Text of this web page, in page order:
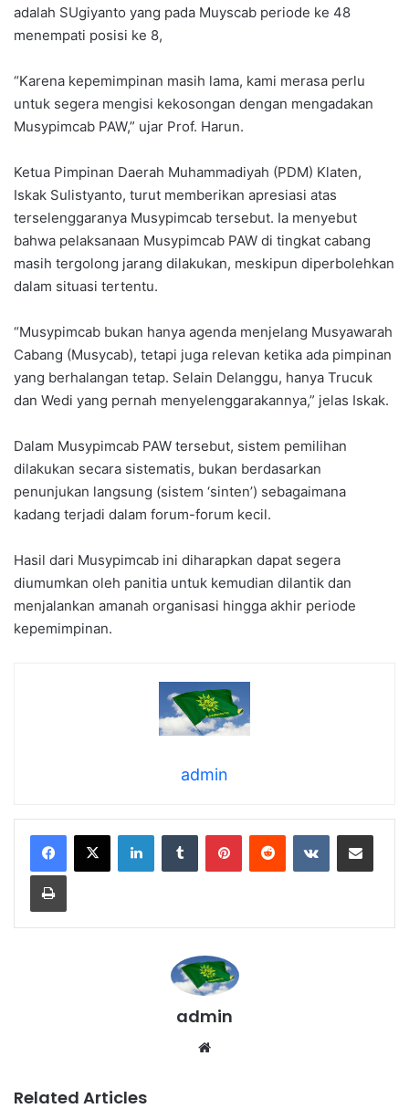
adalah SUgiyanto yang pada Muyscab periode ke 48
menempati posisi ke 8,
“Karena kepemimpinan masih lama, kami merasa perlu
untuk segera mengisi kekosongan dengan mengadakan
Musypimcab PAW,” ujar Prof. Harun.
Ketua Pimpinan Daerah Muhammadiyah (PDM) Klaten,
Iskak Sulistyanto, turut memberikan apresiasi atas
terselenggaranya Musypimcab tersebut. Ia menyebut
bahwa pelaksanaan Musypimcab PAW di tingkat cabang
masih tergolong jarang dilakukan, meskipun diperbolehkan
dalam situasi tertentu.
“Musypimcab bukan hanya agenda menjelang Musyawarah
Cabang (Musycab), tetapi juga relevan ketika ada pimpinan
yang berhalangan tetap. Selain Delanggu, hanya Trucuk
dan Wedi yang pernah menyelenggarakannya,” jelas Iskak.
Dalam Musypimcab PAW tersebut, sistem pemilihan
dilakukan secara sistematis, bukan berdasarkan
penunjukan langsung (sistem ‘sinten’) sebagaimana
kadang terjadi dalam forum-forum kecil.
Hasil dari Musypimcab ini diharapkan dapat segera
diumumkan oleh panitia untuk kemudian dilantik dan
menjalankan amanah organisasi hingga akhir periode
kepemimpinan.
admin
admin
Related Articles